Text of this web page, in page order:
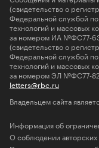
(свидетельство о
Федеральной службой
технологий и массовых
за номером ИА №ФС77-
(свидетельство о
Федеральной службой
технологий и массовых
за номером ЭЛ №ФС77-
letters@rbc.ru
Владельцем сайта
Информация об
О соблюдении авторских